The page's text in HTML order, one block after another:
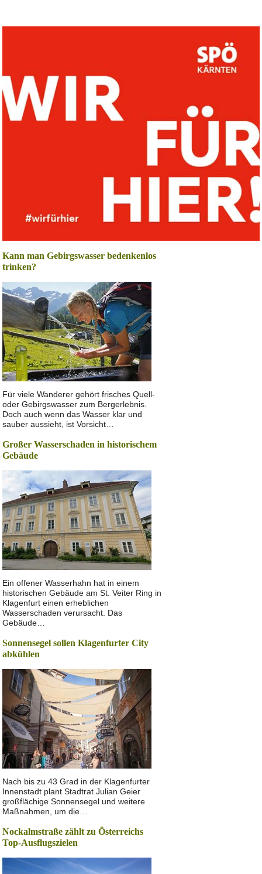
Kann man Gebirgswasser bedenkenlos
trinken?
Für viele Wanderer gehört frisches Quell-
oder Gebirgswasser zum Bergerlebnis.
Doch auch wenn das Wasser klar und
sauber aussieht, ist Vorsicht…
Großer Wasserschaden in historischem
Gebäude
Ein offener Wasserhahn hat in einem
historischen Gebäude am St. Veiter Ring in
Klagenfurt einen erheblichen
Wasserschaden verursacht. Das
Gebäude…
Sonnensegel sollen Klagenfurter City
abkühlen
Nach bis zu 43 Grad in der Klagenfurter
Innenstadt plant Stadtrat Julian Geier
großflächige Sonnensegel und weitere
Maßnahmen, um die…
Nockalmstraße zählt zu Österreichs
Top-Ausflugszielen